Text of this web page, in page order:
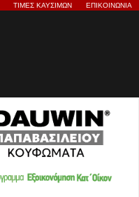
ΤΙΜΕΣ ΚΑΥΣΙΜΩΝ ΕΠΙΚΟΙΝΩΝΙΑ